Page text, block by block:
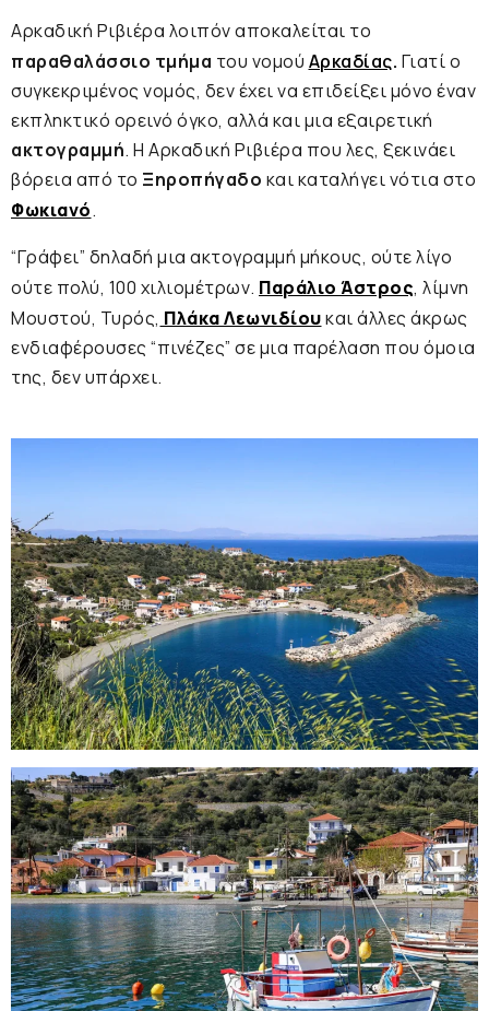
Αρκαδική Ριβιέρα λοιπόν αποκαλείται το
παραθαλάσσιο τμήμα του νομού Αρκαδίας. Γιατί ο
συγκεκριμένος νομός, δεν έχει να επιδείξει μόνο έναν
εκπληκτικό ορεινό όγκο, αλλά και μια εξαιρετική
ακτογραμμή. Η Αρκαδική Ριβιέρα που λες, ξεκινάει
βόρεια από το Ξηροπήγαδο και καταλήγει νότια στο
Φωκιανό.
“Γράφει” δηλαδή μια ακτογραμμή μήκους, ούτε λίγο
ούτε πολύ, 100 χιλιομέτρων. Παράλιο Άστρος, λίμνη
Μουστού, Τυρός, Πλάκα Λεωνιδίουκαι άλλες άκρως
ενδιαφέρουσες “πινέζες” σε μια παρέλαση που όμοια
της, δεν υπάρχει.